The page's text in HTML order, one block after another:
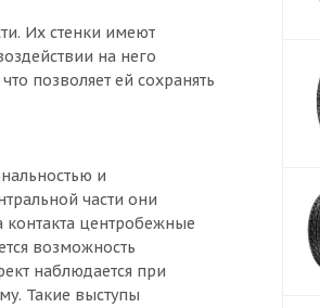
Их стенки имеют
на него
позволяет ей сохранять
и
части они
контакта центробежные
возможность
наблюдается при
Такие выступы